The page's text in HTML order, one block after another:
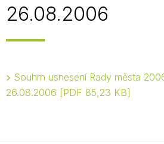
26.08.2006
Souhrn usnesení Rady města
26.08.2006
PDF 85,23 KB